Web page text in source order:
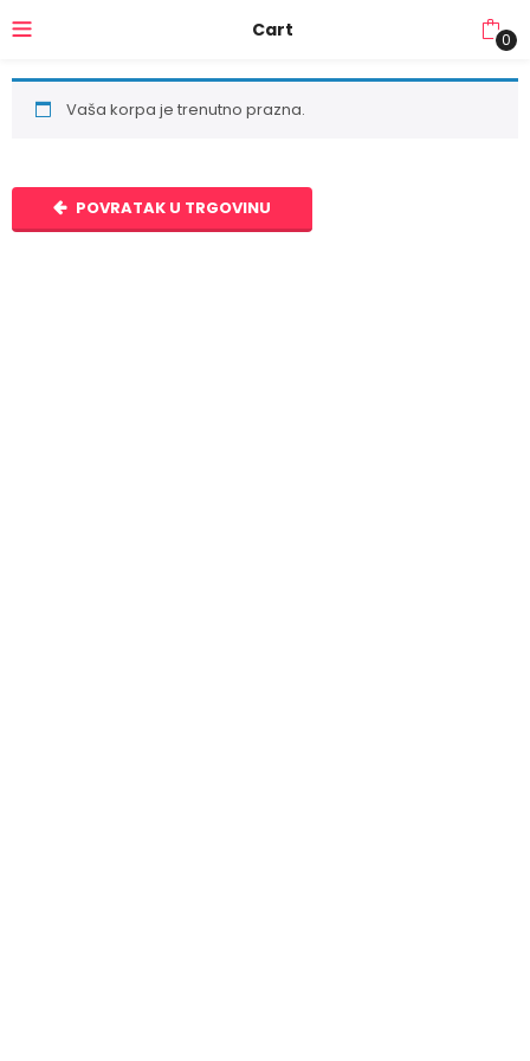
Cart 0
Vaša korpa je trenutno prazna.
POVRATAK U TRGOVINU